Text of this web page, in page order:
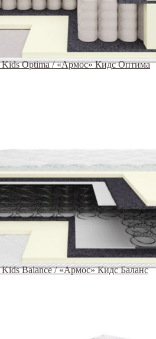
Kids Optima / «Армос» Кидс Оптима
Balance / «Армос» Кидс Баланс